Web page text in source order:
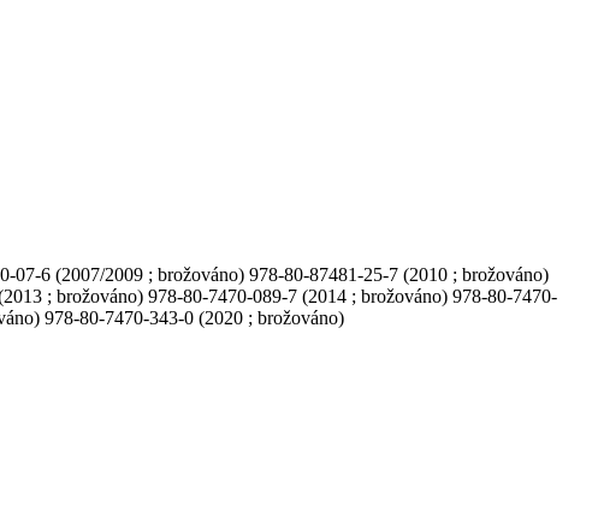
6 (2007/2009 ; brožováno) 978-80-87481-25-7 (2010 ; brožováno)
; brožováno) 978-80-7470-089-7 (2014 ; brožováno) 978-80-7470-
978-80-7470-343-0 (2020 ; brožováno)